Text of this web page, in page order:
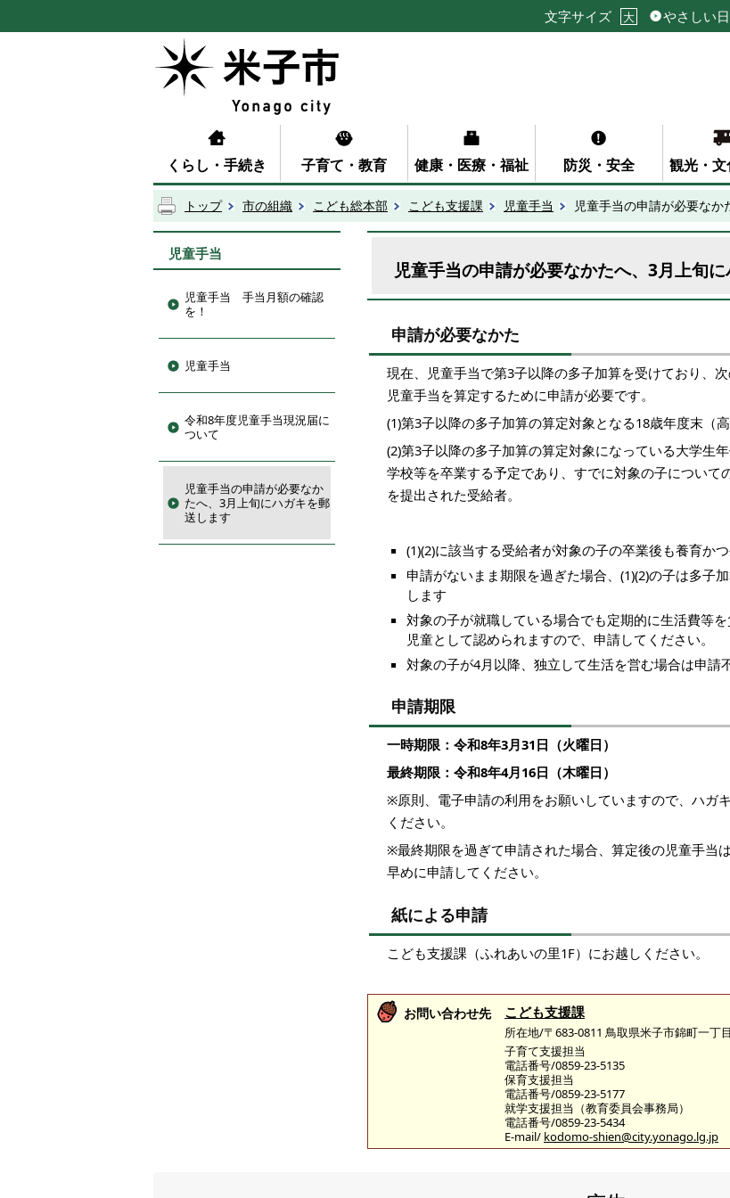
文字サイズ 大 やさしい
くらし・手続き 子育て・教育 健康・医療・福祉 防災・安全 観光・
トップ 市の組織 こども総本部 こども支援課 児童手当 児童手当の申請が必要な
児童手当
児童手当 手当月額の確認
を！
児童手当
令和8年度児童手当現況届に
ついて
児童手当の申請が必要なか
たへ、3月上旬にハガキを郵
送します
児童手当の申請が必要なかたへ、3月上旬
申請が必要なかた
現在、児童手当で第3子以降の多子加算を受けており、
児童手当を算定するために申請が必要です。
(1)第3子以降の多子加算の算定対象となる18歳年度末（
(2)第3子以降の多子加算の算定対象になっている大学生
学校等を卒業する予定であり、すでに対象の子について
を提出された受給者。
(1)(2)に該当する受給者が対象の子の卒業後も養育か
申請がないまま期限を過ぎた場合、(1)(2)の子は多子
します
対象の子が就職している場合でも定期的に生活費等
児童として認められますので、申請してください。
対象の子が4月以降、独立して生活を営む場合は申請
申請期限
一時期限：令和8年3月31日（火曜日）
最終期限：令和8年4月16日（木曜日）
※原則、電子申請の利用をお願いしていますので、ハガ
ください。
※最終期限を過ぎて申請された場合、算定後の児童手当
早めに申請してください。
紙による申請
こども支援課（ふれあいの里1F）にお越しください。
お問い合わせ先 こども支援課
所在地/〒683-0811 鳥取県米子市錦町一丁
子育て支援担当
電話番号/0859-23-5135
保育支援担当
電話番号/0859-23-5177
就学支援担当（教育委員会事務局）
電話番号/0859-23-5434
E-mail/ kodomo-shien@city.yonago.lg.jp